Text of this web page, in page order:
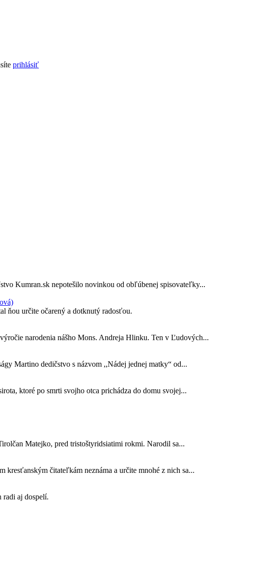
prihlásiť
Kumran.sk nepotešilo novinkou od obľúbenej spisovateľky...
ňou určite očarený a dotknutý radosťou.
narodenia nášho Mons. Andreja Hlinku. Ten v Ľudových...
Martino dedičstvo s názvom ,,Nádej jednej matky“ od...
ktoré po smrti svojho otca prichádza do domu svojej...
Matejko, pred tristoštyridsiatimi rokmi. Narodil sa...
kresťanským čitateľkám neznáma a určite mnohé z nich sa...
radi aj dospelí.